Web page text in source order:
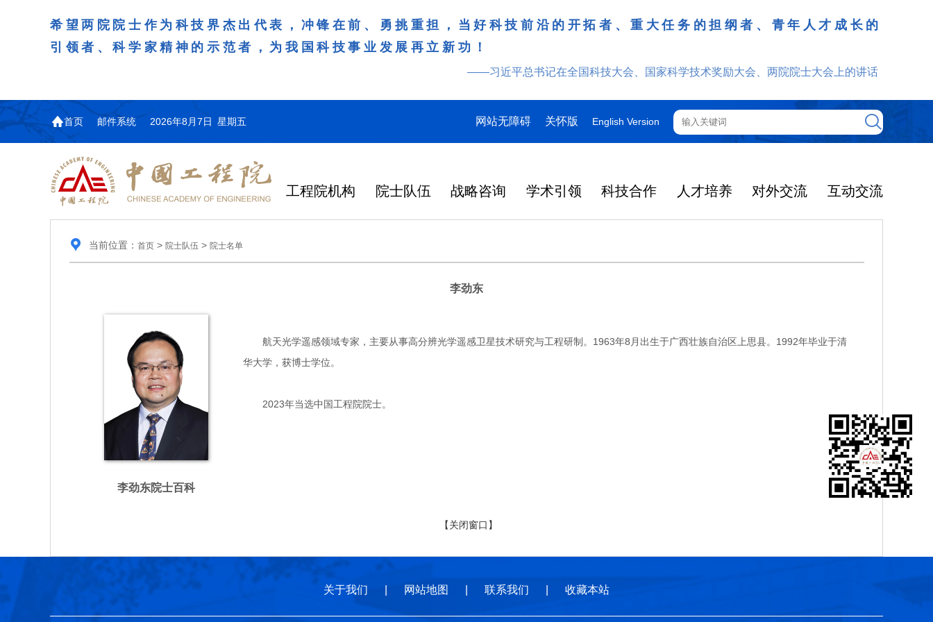
希望两院院士作为科技界杰出代表，冲锋在前、勇挑重担，当好科技前沿的开拓者、重大任务的担纲者、青年人才成长的
引领者、科学家精神的示范者，为我国科技事业发展再立新功！
——习近平总书记在全国科技大会、国家科学技术奖励大会、两院院士大会上的讲话
首页 邮件系统 2026年8月7日 星期五 网站无障碍 关怀版 English Version
工程院机构 院士队伍 战略咨询 学术引领 科技合作 人才培养 对外交流 互动交流
当前位置： 首页> 院士队伍 > 院士名单
李劲东
李劲东院士百科
航天光学遥感领域专家，主要从事高分辨光学遥感卫星技术研究与工程研制。1963年8月出生于广西壮族自治区上思县。1992年毕业于清
华大学，获博士学位。
2023年当选中国工程院院士。
【关闭窗口】
关于我们 网站地图 联系我们 收藏本站